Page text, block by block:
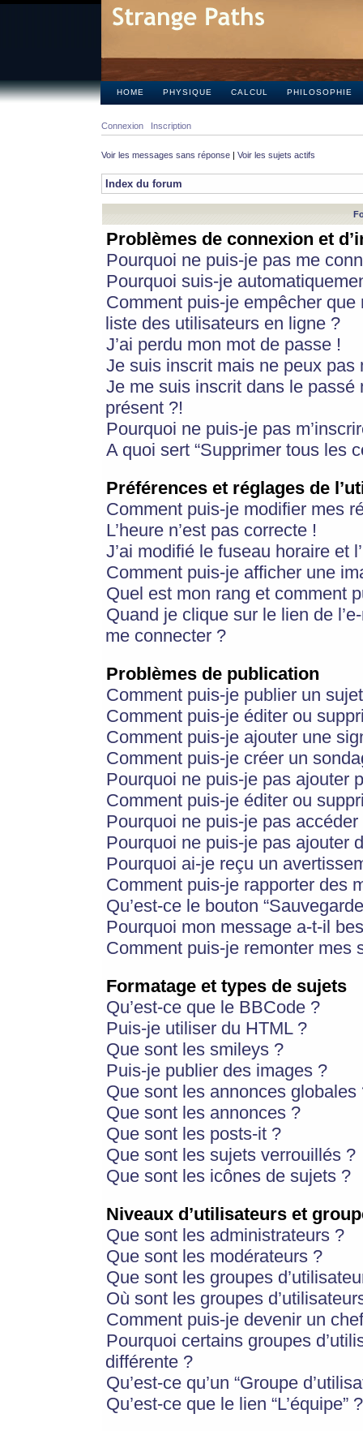
HOME PHYSIQUE CALCUL PHILOSOPHIE
Connexion Inscription
Voir les messages sans réponse | Voir les sujets actifs
Index du forum
Problèmes de connexion et
Pourquoi ne puis-je pas me
Pourquoi suis-je
Comment puis-je empêcher
liste des utilisateurs en ligne ?
J’ai perdu mon mot de passe !
Je suis inscrit mais ne peux pas
Je me suis inscrit dans le
présent ?!
Pourquoi ne puis-je pas
A quoi sert “Supprimer tous les
Préférences et réglages de
Comment puis-je modifier mes
L’heure n’est pas correcte !
J’ai modifié le fuseau horaire et
Comment puis-je afficher une
Quel est mon rang et comment
Quand je clique sur le lien de
me connecter ?
Problèmes de publication
Comment puis-je publier un
Comment puis-je éditer ou
Comment puis-je ajouter une
Comment puis-je créer un
Pourquoi ne puis-je pas ajouter
Comment puis-je éditer ou
Pourquoi ne puis-je pas
Pourquoi ne puis-je pas ajouter
Pourquoi ai-je reçu un
Comment puis-je rapporter des
Qu’est-ce le bouton
Pourquoi mon message a-t-il
Comment puis-je remonter mes
Formatage et types de sujets
Qu’est-ce que le BBCode ?
Puis-je utiliser du HTML ?
Que sont les smileys ?
Puis-je publier des images ?
Que sont les annonces globales
Que sont les annonces ?
Que sont les posts-it ?
Que sont les sujets verrouillés ?
Que sont les icônes de sujets ?
Niveaux d’utilisateurs et
Que sont les administrateurs ?
Que sont les modérateurs ?
Que sont les groupes
Où sont les groupes
Comment puis-je devenir un
Pourquoi certains groupes
différente ?
Qu’est-ce qu’un “Groupe
Qu’est-ce que le lien “L’équipe” ?